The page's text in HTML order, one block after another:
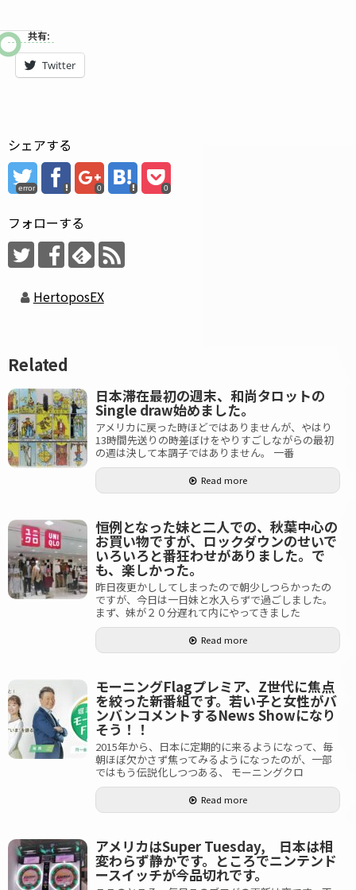
共有:
Twitter
シェアする
error 0 0
フォローする
HertoposEX
Related
日本滞在最初の週末、和尚タロットの
Single draw始めました。
アメリカに戻った時ほどではありませんが、やはり
13時間先送りの時差ぼけをやりすごしながらの最初
の週は決して本調子ではありません。 一番
Read more
恒例となった妹と二人での、秋葉中心の
お買い物ですが、ロックダウンのせいで
いろいろと番狂わせがありました。で
も、楽しかった。
昨日夜更かししてしまったので朝少しつらかったの
ですが、今日は一日妹と水入らずで過ごしました。
まず、妹が２０分遅れて内にやってきました
Read more
モーニングFlagプレミア、Z世代に焦点
を絞った新番組です。若い子と女性がバ
ンバンコメントするNews Showになり
そう！！
2015年から、日本に定期的に来るようになって、毎
朝ほぼ欠かさず焦ってみるようになったのが、一部
ではもう伝説化しつつある、 モーニングクロ
Read more
アメリカはSuper Tuesday, 日本は相
変わらず静かです。ところでニンテンド
ースイッチが今品切れです。